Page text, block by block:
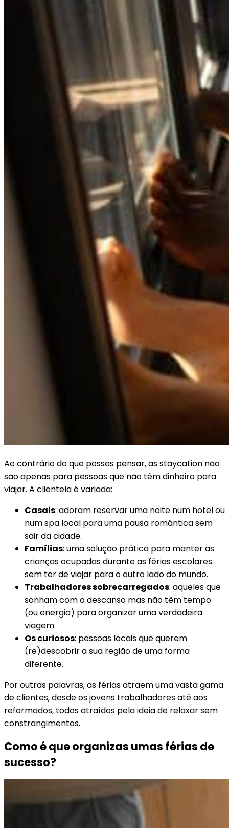
Ao contrário do que possas pensar, as staycation não
são apenas para pessoas que não têm dinheiro para
viajar. A clientela é variada:
Casais: adoram reservar uma noite num hotel ou
num spa local para uma pausa romântica sem
sair da cidade.
Famílias: uma solução prática para manter as
crianças ocupadas durante as férias escolares
sem ter de viajar para o outro lado do mundo.
Trabalhadores sobrecarregados: aqueles que
sonham com o descanso mas não têm tempo
(ou energia) para organizar uma verdadeira
viagem.
Os curiosos: pessoas locais que querem
(re)descobrir a sua região de uma forma
diferente.
Por outras palavras, as férias atraem uma vasta gama
de clientes, desde os jovens trabalhadores até aos
reformados, todos atraídos pela ideia de relaxar sem
constrangimentos.
Como é que organizas umas férias de
sucesso?